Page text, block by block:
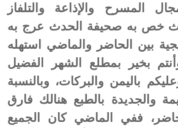
المسرح والإذاعة والتلفاز
خص به صحيفة الحدث عرج به
بين الحاضر والماضي استهله
بخير بمطلع الشهر الفضيل
باليمن والبركات، وبالنسبة
والجديدة بالطبع هنالك فارق
ففي الماضي كان الجميع